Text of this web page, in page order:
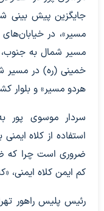
جایگزین پیش بینی
مسیر»، در
مسیر شمال به
خمینی (ره) در مسیر
هردو مسیر» و بلوار
سردار موسوی پور
استفاده از کلاه
ضروری است چرا که
کم ایمن کلاه ایمنی،
رئیس پلیس راهور